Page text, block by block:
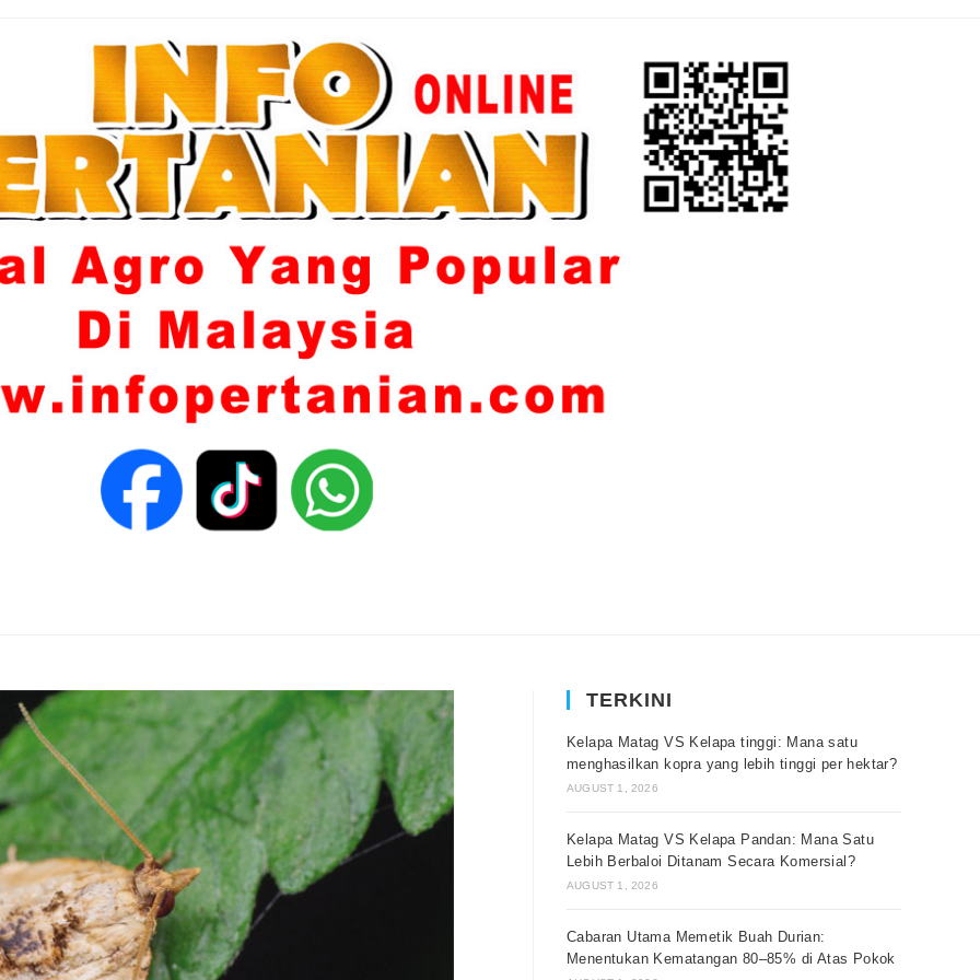
TERKINI
Kelapa Matag VS Kelapa tinggi: Mana satu
menghasilkan kopra yang lebih tinggi per hektar?
AUGUST 1, 2026
Kelapa Matag VS Kelapa Pandan: Mana Satu
Lebih Berbaloi Ditanam Secara Komersial?
AUGUST 1, 2026
Cabaran Utama Memetik Buah Durian:
Menentukan Kematangan 80–85% di Atas Pokok